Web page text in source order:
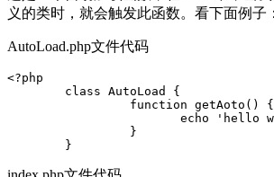
义的类时，就会触发此函数。看下面例子：
AutoLoad.php文件代码
<?php
	}